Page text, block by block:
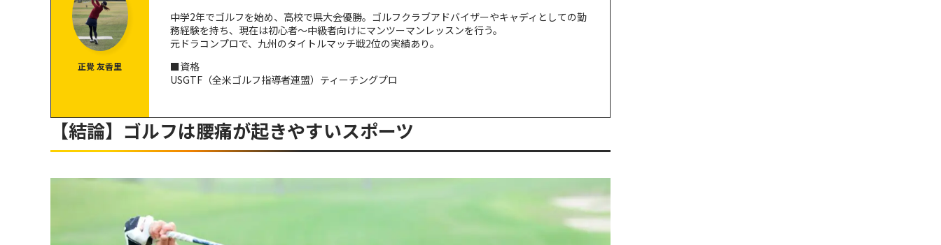
正しいフォームでアドレス・スイングする
腰まわりをサポートするアイテムを着用する
就寝前にストレッチを実施する
ゴルフと腰痛の関係性に関するよくある質問
体のゆがみは腰痛に関係する？
正覺 友香里
中学2年でゴルフを始め、高校で県大会優勝。ゴルフクラブアドバイザーやキャディとしての勤
務経験を持ち、現在は初心者〜中級者向けにマンツーマンレッスンを行う。
元ドラコンプロで、九州のタイトルマッチ戦2位の実績あり。
■資格
USGTF（全米ゴルフ指導者連盟）ティーチングプロ
【結論】ゴルフは腰痛が起きやすいスポーツ